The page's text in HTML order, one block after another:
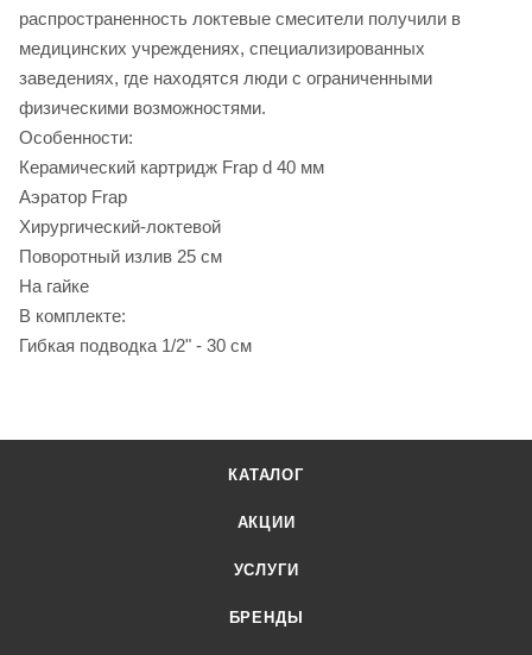
распространенность локтевые смесители получили в
медицинских учреждениях, специализированных
заведениях, где находятся люди с ограниченными
физическими возможностями.
Особенности:
Керамический картридж Frap d 40 мм
Аэратор Frap
Хирургический-локтевой
Поворотный излив 25 см
На гайке
В комплекте:
Гибкая подводка 1/2" - 30 см
КАТАЛОГ
АКЦИИ
УСЛУГИ
БРЕНДЫ